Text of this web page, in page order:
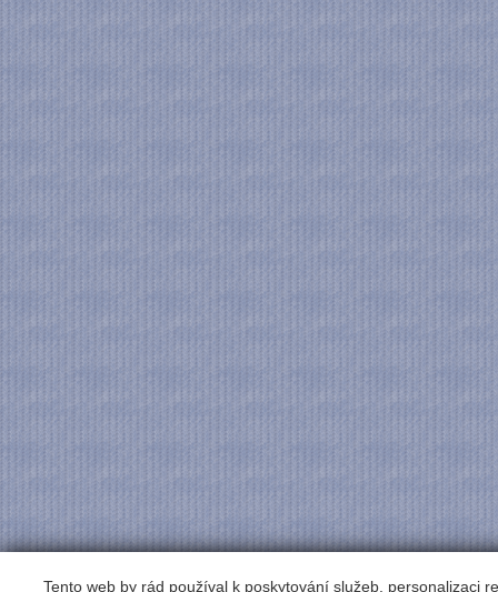
Tento web by rád používal k poskytování služeb, personalizaci